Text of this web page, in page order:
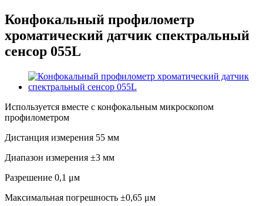
Конфокальный профилометр
хроматический датчик спектральный
сенсор 055L
Используется вместе с конфокальным микроскопом
профилометром
Дистанция измерения 55 мм
Диапазон измерения ±3 мм
Разрешение 0,1 μм
Максимальная погрешность ±0,65 μм